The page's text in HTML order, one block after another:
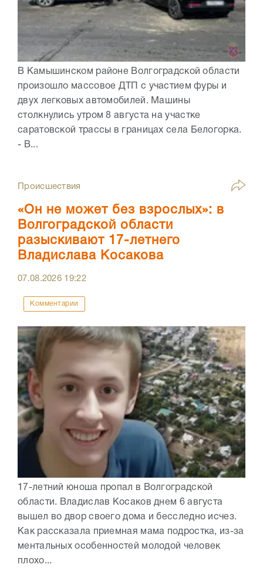
В Камышинском районе Волгоградской области
произошло массовое ДТП с участием фуры и
двух легковых автомобилей. Машины
столкнулись утром 8 августа на участке
саратовской трассы в границах села Белогорка.
- В...
Происшествия
«Он не может без взрослых»: в
Волгоградской области
разыскивают 17-летнего
Владислава Косакова
07.08.2026 19:22
Комментарии
17-летний юноша пропал в Волгоградской
области. Владислав Косаков днем 6 августа
вышел во двор своего дома и бесследно исчез.
Как рассказала приемная мама подростка, из-за
ментальных особенностей молодой человек
плохо...